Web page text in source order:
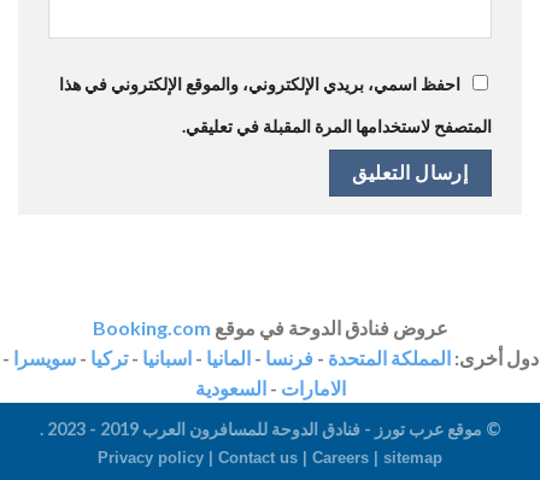
احفظ اسمي، بريدي الإلكتروني، والموقع الإلكتروني في هذا
المتصفح لاستخدامها المرة المقبلة في تعليقي.
عروض فنادق الدوحة في موقع Booking.com
دول أخرى:المملكة المتحدة - فرنسا -المانيا -اسبانيا -تركيا -سويسرا -
الامارات -السعودية
© موقع عرب تورز - فنادق الدوحة للمسافرون العرب 2019 - 2023 .
Privacy policy | Contact us Careers sitemap